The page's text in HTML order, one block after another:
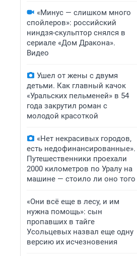
«Минус — слишком много
спойлеров»: российский
ниндзя-скульптор снялся в
сериале «Дом Дракона».
Видео
Ушел от жены с двумя
детьми. Как главный качок
«Уральских пельменей» в 54
года закрутил роман с
молодой красоткой
«Нет некрасивых городов,
есть недофинансированные».
Путешественники проехали
2000 километров по Уралу на
машине — стоило ли оно того
«Они всё еще в лесу, и им
нужна помощь»: сын
пропавших в тайге
Усольцевых назвал еще одну
версию их исчезновения